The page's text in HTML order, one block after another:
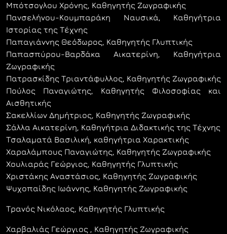
Μπότσογλου Χρόνης, Καθηγητής Ζωγραφικής
Πανσελήνου-Κουμπαράκη Ναυσικά, Καθηγήτρια
Ιστορίας της Τέχνης
Παπαγιάννης Θεόδωρος, Καθηγητής Γλυπτικής
Παπασπύρου-Βαρδάκα Αικατερίνη, Καθηγήτρια
Ζωγραφικής
Πατρασκίδης Τριαντάφυλλος, Καθηγητής Ζωγραφικής
Πούλος Παναγιώτης, Καθηγητής Φιλοσοφίας και
Αισθητικής
Σακελλίων Δημήτριος, Καθηγητής Ζωγραφικής
Σάλλα Αικατερίνη, Καθηγήτρια Διδακτικής της Τέχνης
Τσαλαματά Βασιλική, καθηγήτρια Χαρακτικής
Χαραλάμπους Παναγιώτης, Καθηγητής Ζωγραφικής
Χουλιαράς Γεώργιος, Καθηγητής Γλυπτικής
Χριστάκης Αναστάσιος, Καθηγητής Ζωγραφικής
Ψυχοπαίδης Ιωάννης, Καθηγητής Ζωγραφικής
Τρανός Νικόλαος, Καθηγητής Γλυπτικής
Χαρβαλιάς Γεώργιος , Καθηγητής Ζωγραφικής